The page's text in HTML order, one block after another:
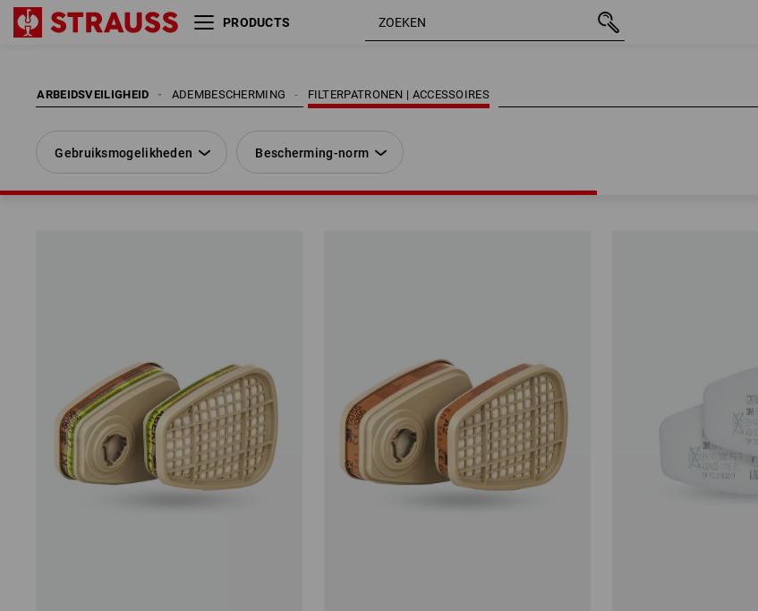
PRODUCTS
ARBEIDSVEILIGHEID FILTERPATRONEN | ACCESSOIRES
ADEMBESCHERMING
Gebruiksmogelikheden Bescherming-norm
Gebruiksmogelikheden Bescherming-norm